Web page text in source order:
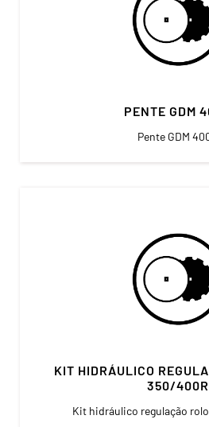
PENTE GDM
Pente GDM
KIT HIDRÁULICO
350/400R
Kit hidráulico regulação